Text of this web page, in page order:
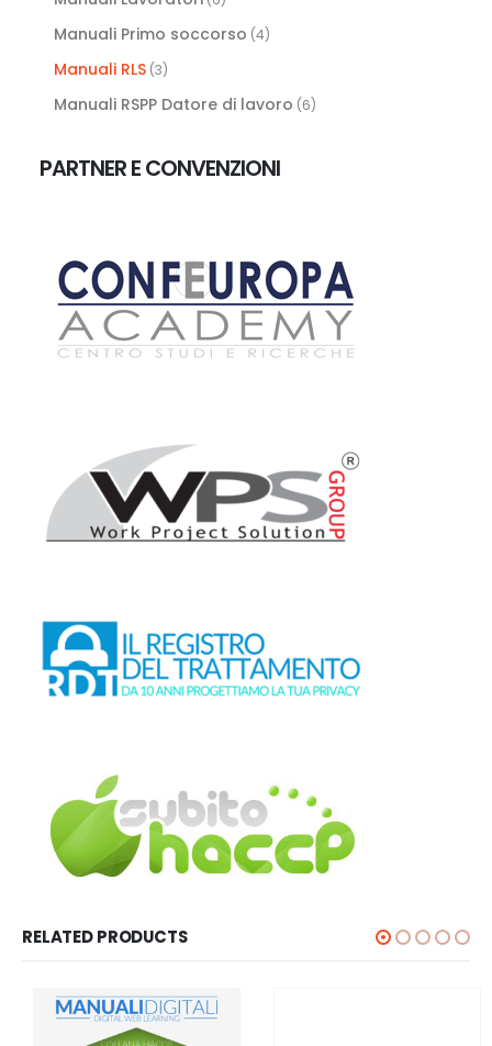
Manuali Primo soccorso (4)
Manuali RLS (3)
Manuali RSPP Datore di lavoro (6)
PARTNER E CONVENZIONI
RELATED PRODUCTS